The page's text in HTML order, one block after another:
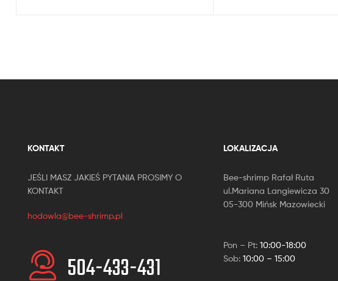
KONTAKT
JEŚLI MASZ JAKIEŚ PYTANIA PROSIMY O
KONTAKT
hodowla@bee-shrimp.pl
504-433-431
LOKALIZACJA
Bee-shrimp Rafał Ruta
ul.Mariana Langiewicza 30
05-300 Mińsk Mazowiecki
Pon – Pt: 10:00-18:00
Sob: 10:00 – 15:00